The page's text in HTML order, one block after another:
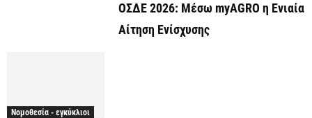
ΟΣΔΕ 2026: Μέσω myAGRO η Ενιαία
Αίτηση Ενίσχυσης
Νομοθεσία - εγκύκλιοι